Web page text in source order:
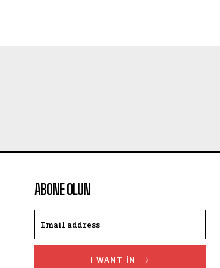
ABONE OLUN
I WANT IN